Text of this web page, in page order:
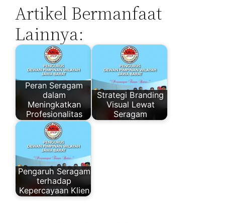
Artikel Bermanfaat
Lainnya:
Peran Seragam
dalam
Meningkatkan
Profesionalitas
Strategi Branding
Visual Lewat
Seragam
Pengaruh Seragam
terhadap
Kepercayaan Klien